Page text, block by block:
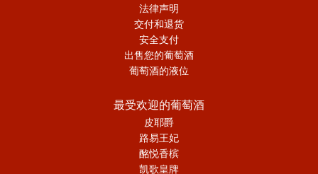
法律声明
交付和退货
安全支付
出售您的葡萄酒
葡萄酒的液位
最受欢迎的葡萄酒
皮耶爵
路易王妃
酩悦香槟
凯歌皇牌